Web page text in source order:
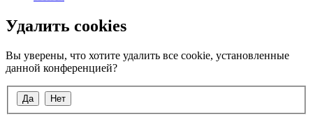
Удалить cookies
Вы уверены, что хотите удалить все cookie, установленные
данной конференцией?